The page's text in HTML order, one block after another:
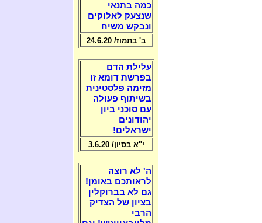
כמה בתנאי
שנצעק לאלוקים
ונבקש משיח
ב' בתמוז/ 24.6.20
עלילת הדם
בפרשת דומא זו
מזימה פלסטינית
בשיתוף פעולה
עם סוכני ביון
יהודונים
ישראלים!
י"א בסיון/ 3.6.20
ה' לא רוצה
לראותכם באומן!
גם לא בברוקלין
בציון של הצדיק
הרבי